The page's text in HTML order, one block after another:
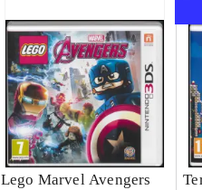
Lego Marvel Avengers